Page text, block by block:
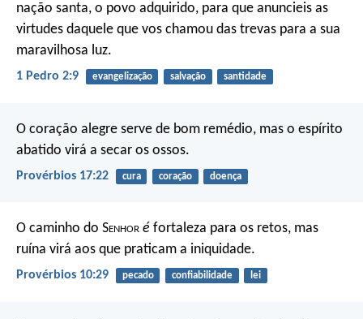
nação santa, o povo adquirido, para que anuncieis as
virtudes daquele que vos chamou das trevas para a sua
maravilhosa luz.
1 Pedro 2:9 evangelização salvação santidade
O coração alegre serve de bom remédio, mas o espírito
abatido virá a secar os ossos.
Provérbios 17:22 cura coração doença
O caminho do Senhor é fortaleza para os retos, mas
ruína virá aos que praticam a iniquidade.
Provérbios 10:29 pecado confiabilidade lei